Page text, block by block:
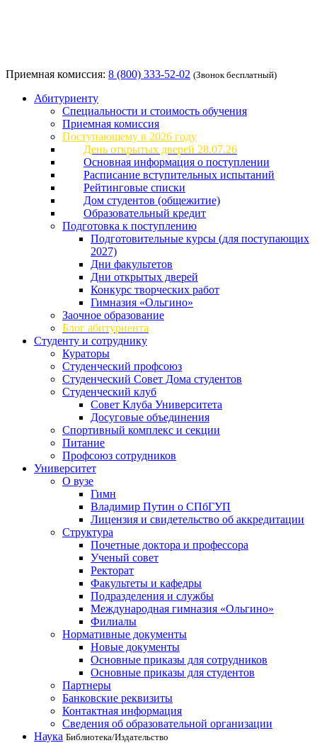
Приемная комиссия: 8 (800) 333-52-02 (Звонок бесплатный)
Абитуриенту
Специальности и стоимость обучения
Приемная комиссия
Поступающему в 2026 году
День открытых дверей 28.07.26
Основная информация о поступлении
Расписание вступительных испытаний
Рейтинговые списки
Дом студентов (общежитие)
Образовательный кредит
Подготовка к поступлению
Подготовительные курсы (для поступающих
2027)
Дни факультетов
Дни открытых дверей
Конкурс творческих работ
Гимназия «Ольгино»
Заочное образование
Блог абитуриента
Студенту и сотруднику
Кураторы
Студенческий профсоюз
Студенческий Совет Дома студентов
Студенческий клуб
Совет Клуба Университета
Досуговые объединения
Спортивный комплекс и секции
Питание
Профсоюз сотрудников
Университет
О вузе
Гимн
Владимир Путин о СПбГУП
Лицензия и свидетельство об аккредитации
Структура
Почетные доктора и профессора
Ученый совет
Ректорат
Факультеты и кафедры
Подразделения и службы
Международная гимназия «Ольгино»
Филиалы
Нормативные документы
Новые документы
Основные приказы для сотрудников
Основные приказы для студентов
Партнеры
Банковские реквизиты
Контактная информация
Сведения об образовательной организации
Наука Библиотека/Издательство